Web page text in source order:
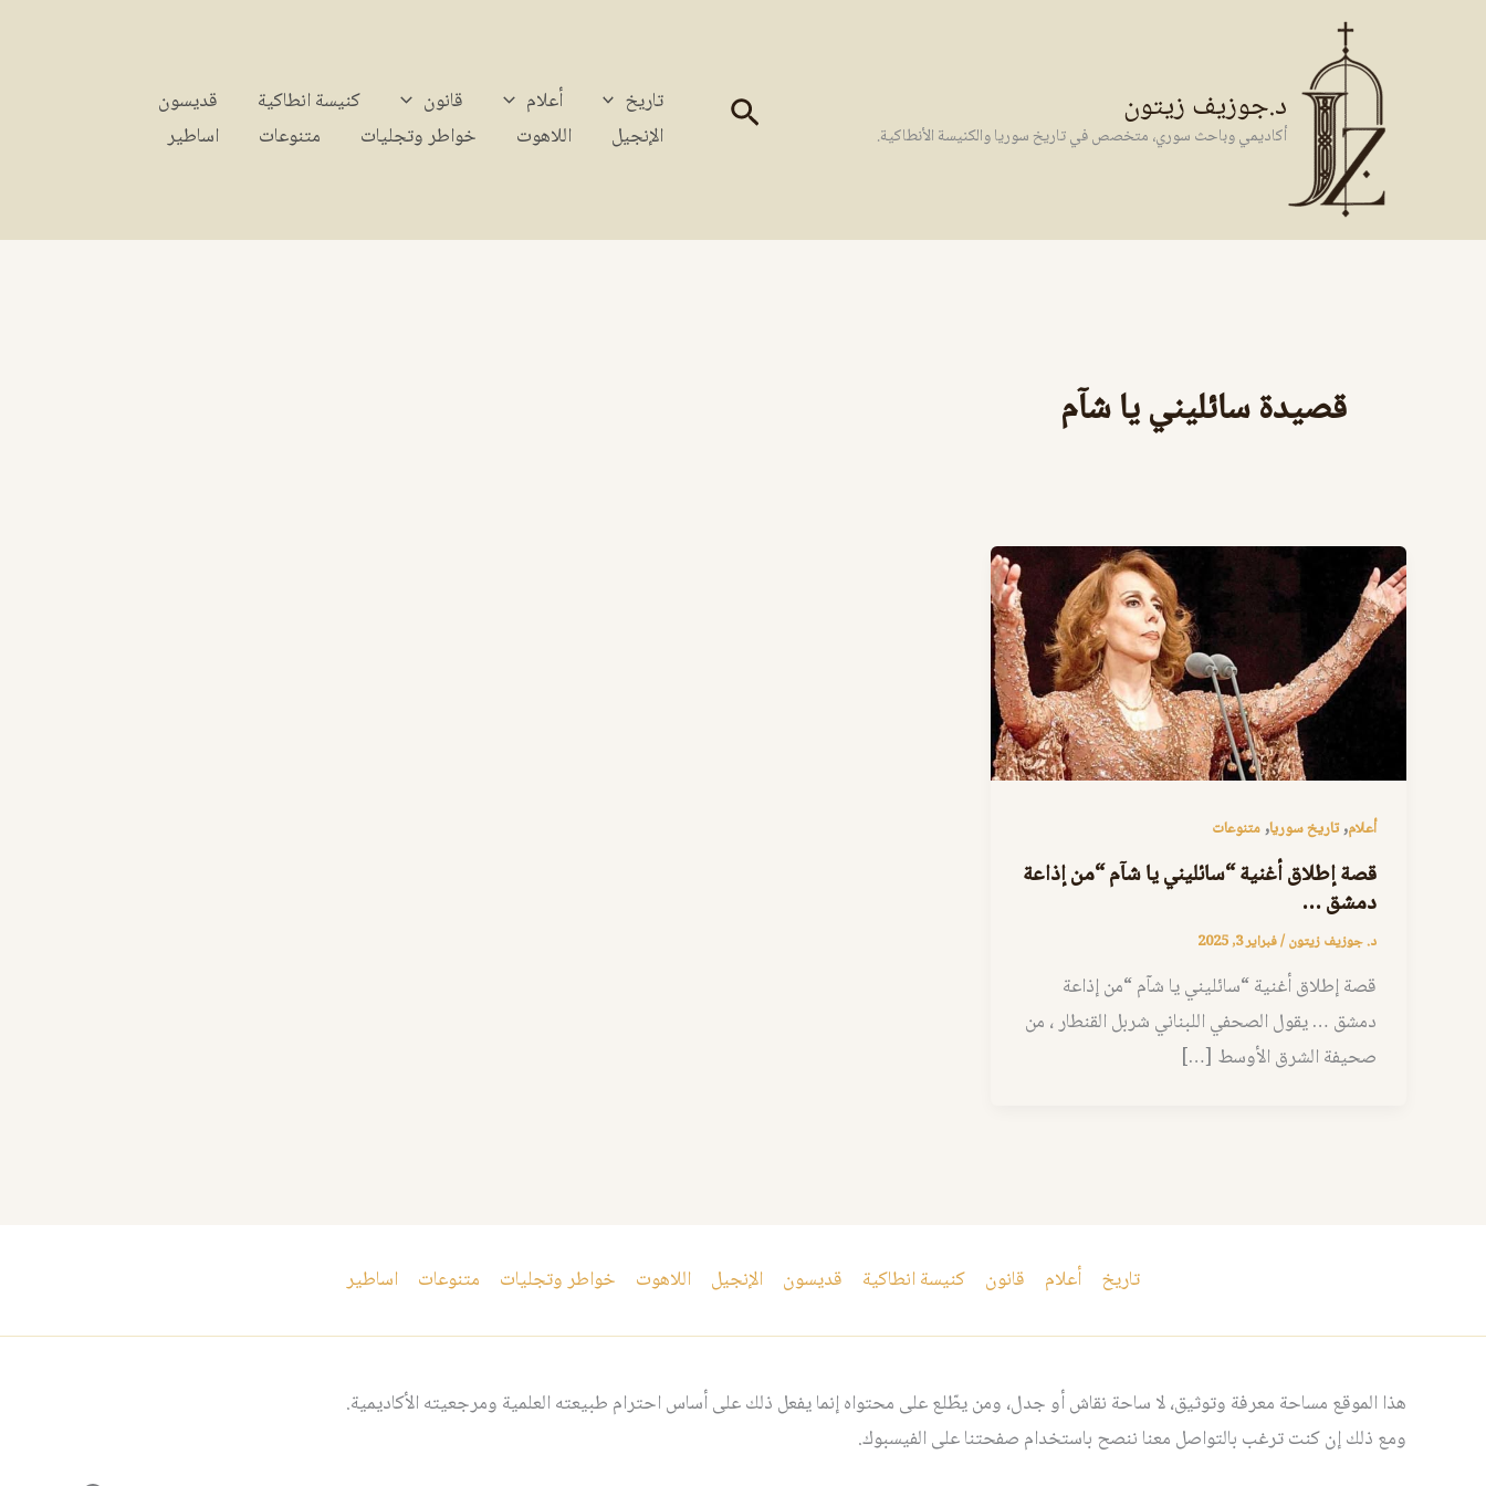
د.جوزيف زيتون
أكاديمي وباحث سوري، متخصص في تاريخ سوريا والكنيسة الأنطاكية. البحث تاريخ أعلام قانون كنيسة انطاكية
قديسون
الإنجيل
اللاهوت خواطر وتجليات متنوعات اساطير
قصيدة سائليني يا شآم
أعلام,تاريخ سوريا,متنوعات
قصة إطلاق أغنية “سائليني يا شآم “من إذاعة
دمشق …
د. جوزيف زيتون/فبراير 3, 2025
قصة إطلاق أغنية “سائليني يا شآم “من إذاعة
دمشق … يقول الصحفي اللبناني شربل القنطار ، من
صحيفة الشرق الأوسط […]
تاريخ أعلام قانون كنيسة انطاكية قديسون الإنجيل اللاهوت خواطر وتجليات متنوعات اساطير
هذا الموقع مساحة معرفة وتوثيق، لا ساحة نقاش أو جدل، ومن يطّلع على محتواه إنما يفعل ذلك على أساس احترام طبيعته العلمية ومرجعيته الأكاديمية.
ومع ذلك إن كنت ترغب بالتواصل معنا ننصح باستخدام صفحتنا على الفيسبوك.